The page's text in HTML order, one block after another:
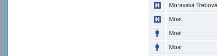
Moravská Třebová
Most
Most
Most